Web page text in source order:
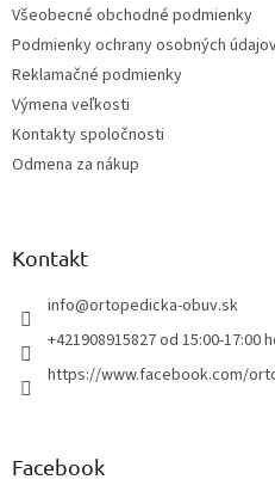
Všeobecné obchodné podmienky
Podmienky ochrany osobných
Reklamačné podmienky
Výmena veľkosti
Kontakty spoločnosti
Odmena za nákup
Kontakt
info@ortopedicka-obuv.sk
+421908915827 od 15:00-17:00
https://www.facebook.com/
Facebook